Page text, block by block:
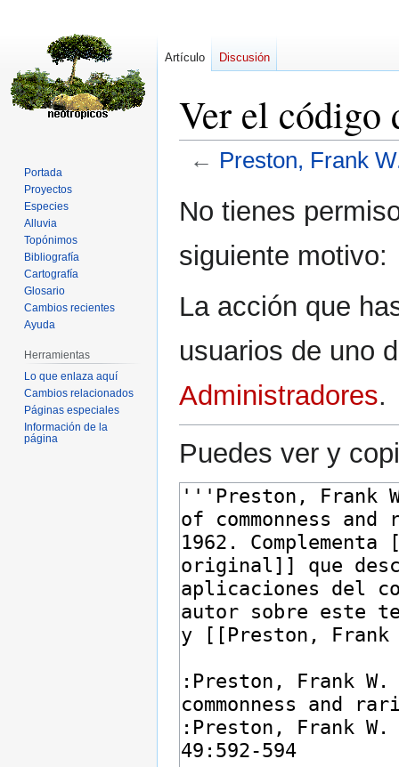
Ver el código
← Preston, Frank
a
navegación
a
búsqueda
No tienes
siguiente motivo:
La acción que
usuarios de uno
Administradores.
Puedes ver y
Artículo Discusión
Portada
Proyectos
Especies
Alluvia
Topónimos
Bibliografía
Cartografía
Glosario
Cambios recientes
Ayuda
Herramientas
Lo que enlaza aquí
Cambios relacionados
Páginas especiales
Información de la
página